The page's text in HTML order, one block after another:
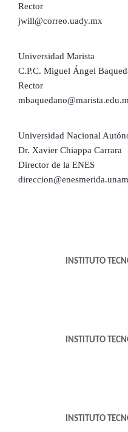
Rector
jwill@correo.uady.mx
Universidad Marista
C.P.C. Miguel Ángel
Rector
Universidad Nacional
Dr. Xavier Chiappa Carrara
Director de la ENES
INSTITUTO
INSTITUTO
INSTITUTO